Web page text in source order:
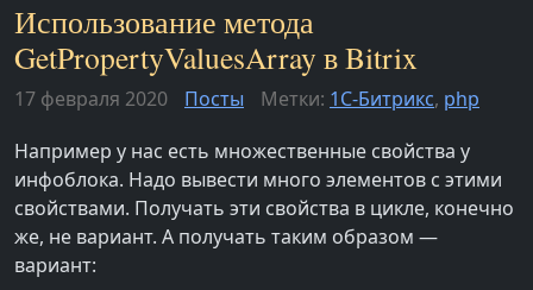
Использование метода
GetPropertyValuesArray в Bitrix
17 февраля 2020 Посты Метки: 1С-Битрикс, php
Например у нас есть множественные свойства у
инфоблока. Надо вывести много элементов с этими
свойствами. Получать эти свойства в цикле, конечно
же, не вариант. А получать таким образом —
вариант: